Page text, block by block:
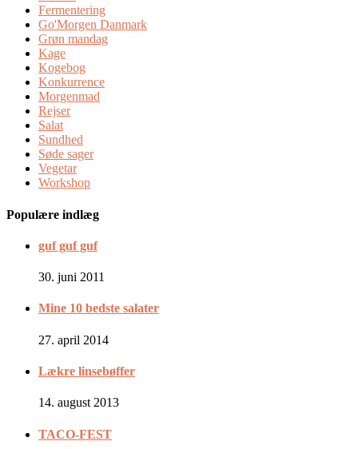
Fermentering
Go'Morgen Danmark
Grøn mandag
Kage
Kogebog
Konkurrence
Morgenmad
Rejser
Salat
Sundhed
Søde sager
Vegetar
Workshop
Populære indlæg
guf guf guf
30. juni 2011
Mine 10 bedste salater
27. april 2014
Lækre linsebøffer
14. august 2013
TACO-FEST